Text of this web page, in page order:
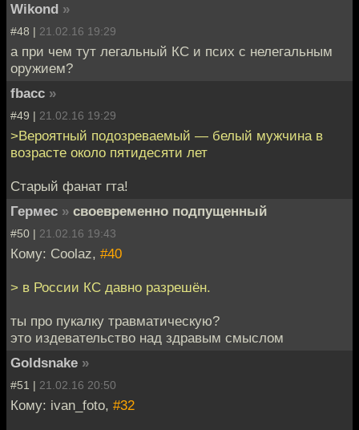
Wikond »
#48 | 21.02.16 19:29
а при чем тут легальный КС и псих с нелегальным
оружием?
fbacc »
#49 | 21.02.16 19:29
>Вероятный подозреваемый — белый мужчина в
возрасте около пятидесяти лет
Старый фанат гта!
Гермес » своевременно подпущенный
#50 | 21.02.16 19:43
Кому: Coolaz, #40
> в России КС давно разрешён.
ты про пукалку травматическую?
это издевательство над здравым смыслом
Goldsnake »
#51 | 21.02.16 20:50
Кому: ivan_foto, #32